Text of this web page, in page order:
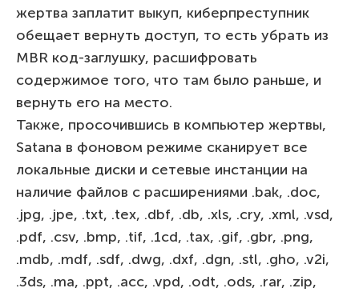
жертва заплатит выкуп, киберпреступник
обещает вернуть доступ, то есть убрать из
MBR код-заглушку, расшифровать
содержимое того, что там было раньше, и
вернуть его на место.
Также, просочившись в компьютер жертвы,
Satana в фоновом режиме сканирует все
локальные диски и сетевые инстанции на
наличие файлов с расширениями .bak, .doc,
.jpg, .jpe, .txt, .tex, .dbf, .db, .xls, .cry, .xml, .vsd,
.pdf, .csv, .bmp, .tif, .1cd, .tax, .gif, .gbr, .png,
.mdb, .mdf, .sdf, .dwg, .dxf, .dgn, .stl, .gho, .v2i,
.3ds, .ma, .ppt, .acc, .vpd, .odt, .ods, .rar, .zip,